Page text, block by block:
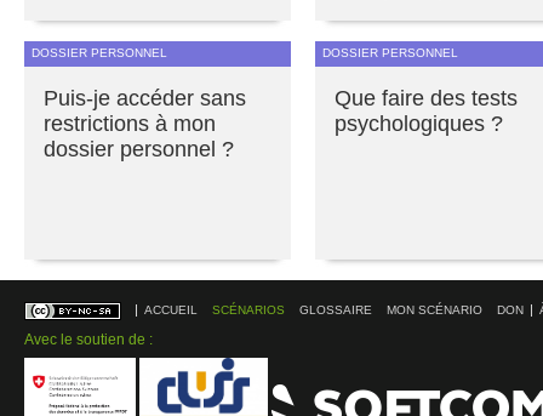
DOSSIER PERSONNEL
Puis-je accéder sans
restrictions à mon
dossier personnel ?
DOSSIER PERSONNEL
Que faire des tests
psychologiques ?
ACCUEIL SCÉNARIOS GLOSSAIRE MON SCÉNARIO DON
Avec le soutien de :